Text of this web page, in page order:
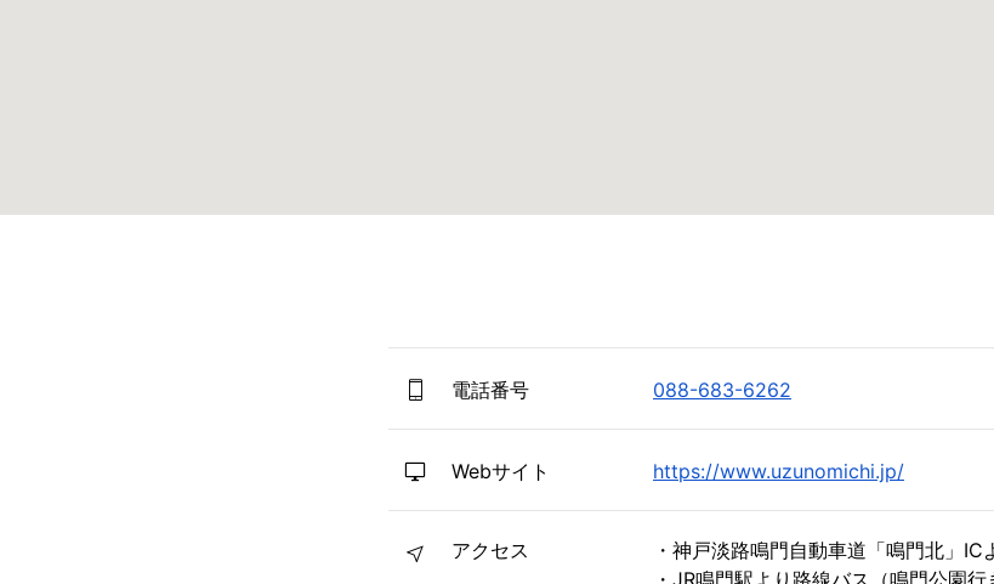
電話番号 088-683-6262
Webサイト https://www.uzunomichi.jp/
アクセス
・神戸淡路鳴門自動車道「鳴門北」IC